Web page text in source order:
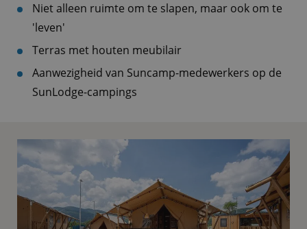
Niet alleen ruimte om te slapen, maar ook om te
'leven'
Terras met houten meubilair
Aanwezigheid van Suncamp-medewerkers op de
SunLodge-campings